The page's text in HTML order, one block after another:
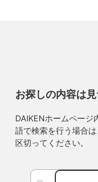
お探しの内容は
DAIKENホームページ
語で検索を行う場合
区切ってください。